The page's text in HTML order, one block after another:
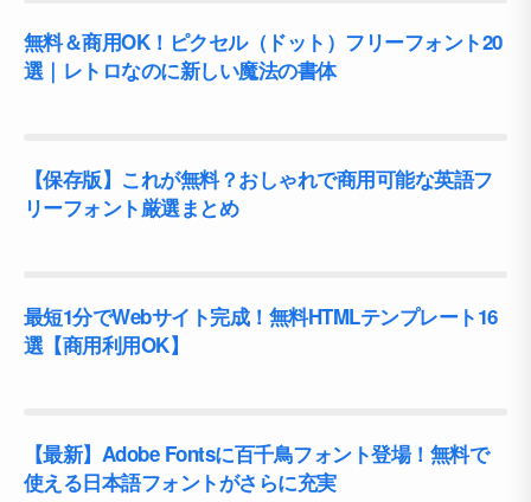
無料＆商用OK！ピクセル（ドット）フリーフォント20
選｜レトロなのに新しい魔法の書体
【保存版】これが無料？おしゃれで商用可能な英語フ
リーフォント厳選まとめ
最短1分でWebサイト完成！無料HTMLテンプレート16
選【商用利用OK】
【最新】Adobe Fontsに百千鳥フォント登場！無料で
使える日本語フォントがさらに充実